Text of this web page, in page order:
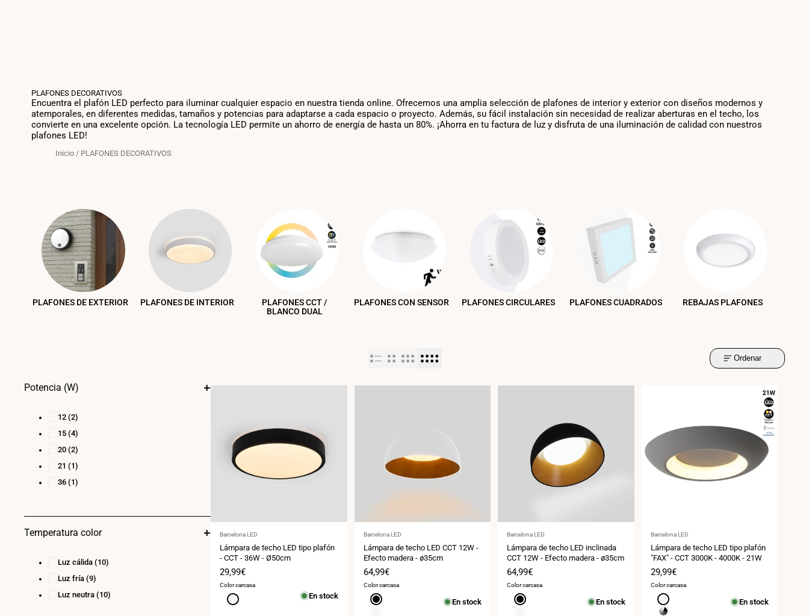
PLAFONES DECORATIVOS
Encuentra el plafón LED perfecto para iluminar cualquier espacio en nuestra tienda online. Ofrecemos una amplia selección de plafones de interior y exterior con diseños modernos y
atemporales, en diferentes medidas, tamaños y potencias para adaptarse a cada espacio o proyecto. Además, su fácil instalación sin necesidad de realizar aberturas en el techo, los
convierte en una excelente opción. La tecnología LED permite un ahorro de energía de hasta un 80%. ¡Ahorra en tu factura de luz y disfruta de una iluminación de calidad con nuestros
plafones LED!
Inicio / PLAFONES DECORATIVOS
PLAFONES DE EXTERIOR PLAFONES DE INTERIOR
PLAFONES CCT /
BLANCO DUAL
PLAFONES CON SENSOR PLAFONES CIRCULARES PLAFONES CUADRADOS REBAJAS PLAFONES
Ordenar
Proveedor:
Barcelona LED
Lámpara de techo LED tipo plafón
- CCT - 36W - Ø50cm
Precio
de
venta
29,99€
Color carcasa
Blanco En stock
Proveedor:
Barcelona LED
Lámpara de techo LED CCT 12W -
Efecto madera - ø35cm
Precio
de
venta
64,99€
Color carcasa
Negro
En stock
Proveedor:
Barcelona LED
Lámpara de techo LED inclinada
CCT 12W - Efecto madera - ø35cm
Precio
de
venta
64,99€
Color carcasa
Negro
En stock
Proveedor:
Barcelona LED
Lámpara de techo LED tipo plafón
"FAX" - CCT 3000K - 4000K - 21W
Precio
de
venta
29,99€
Color carcasa
Blanco
Gris
En stock
Potencia (W)
12 (2)
15 (4)
20 (2)
21 (1)
36 (1)
Temperatura color
Luz cálida (10)
Luz fría (9)
Luz neutra (10)